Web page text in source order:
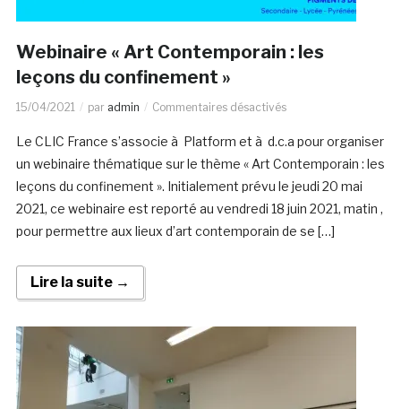
Webinaire « Art Contemporain : les
leçons du confinement »
15/04/2021 par admin Commentaires désactivés
Le CLIC France s’associe à Platform et à d.c.a pour organiser
un webinaire thématique sur le thème « Art Contemporain : les
leçons du confinement ». Initialement prévu le jeudi 20 mai
2021, ce webinaire est reporté au vendredi 18 juin 2021, matin ,
pour permettre aux lieux d’art contemporain de se […]
Lire la suite →